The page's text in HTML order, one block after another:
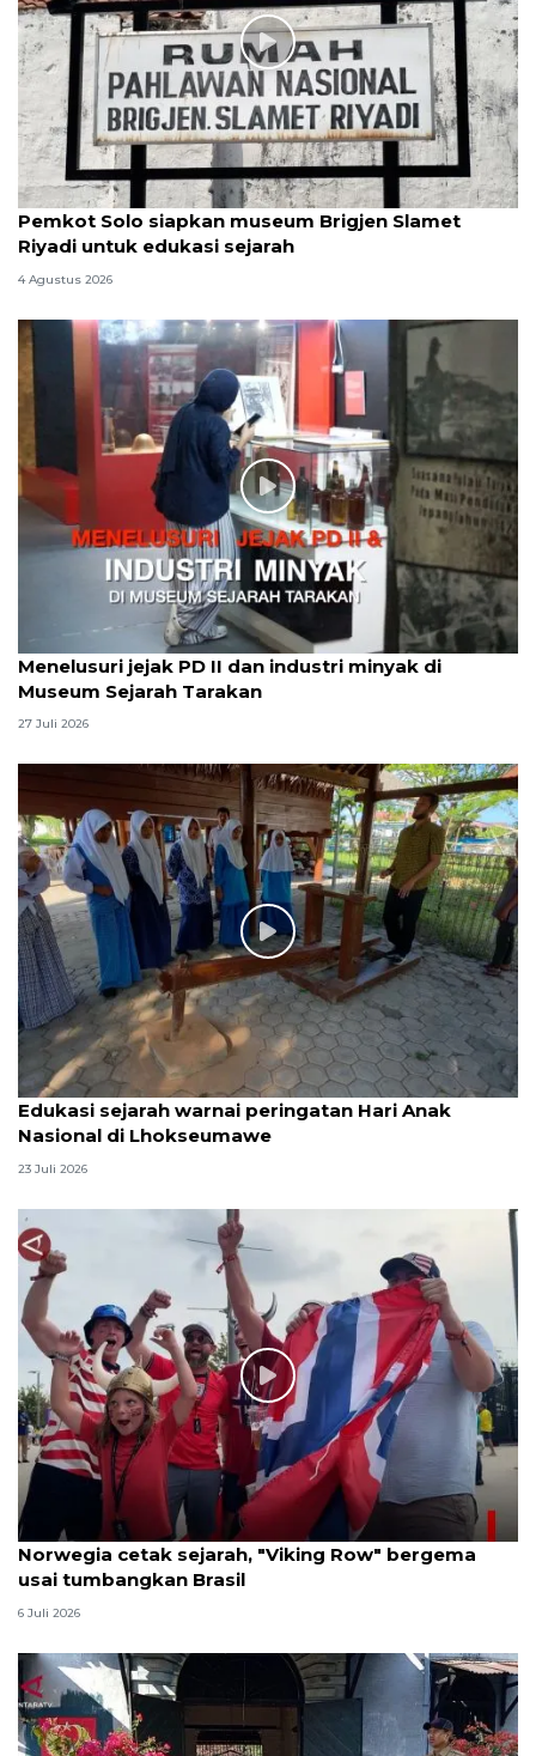
Pemkot Solo siapkan museum Brigjen Slamet
Riyadi untuk edukasi sejarah
4 Agustus 2026
Menelusuri jejak PD II dan industri minyak di
Museum Sejarah Tarakan
27 Juli 2026
Edukasi sejarah warnai peringatan Hari Anak
Nasional di Lhokseumawe
23 Juli 2026
Norwegia cetak sejarah, "Viking Row" bergema
usai tumbangkan Brasil
6 Juli 2026